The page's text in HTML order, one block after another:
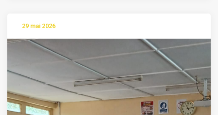
29 mai 2026